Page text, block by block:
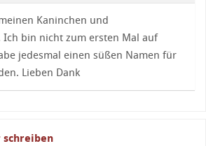
Kaninchen und
Ich bin nicht zum ersten Mal auf
jedesmal einen süßen Namen für
Lieben Dank
schreiben